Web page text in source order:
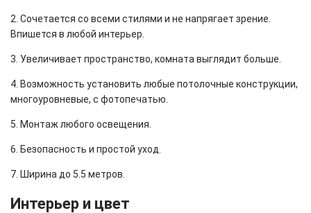
2. Сочетается со всеми стилями и не напрягает зрение.
Впишется в любой интерьер.
3. Увеличивает пространство, комната выглядит больше.
4. Возможность установить любые потолочные конструкции,
многоуровневые, с фотопечатью.
5. Монтаж любого освещения.
6. Безопасность и простой уход.
7. Ширина до 5.5 метров.
Интерьер и цвет